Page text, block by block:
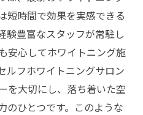
短時間で効果を実感できる
験豊富なスタッフが常駐し
安心してホワイトニング施
ルフホワイトニングサロン
を大切にし、落ち着いた空
のひとつです。このような